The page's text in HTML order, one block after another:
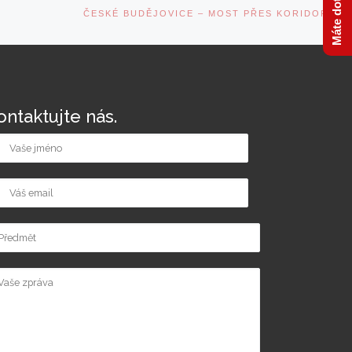
ČESKÉ BUDĚJOVICE – MOST PŘES KORIDOR
nás.